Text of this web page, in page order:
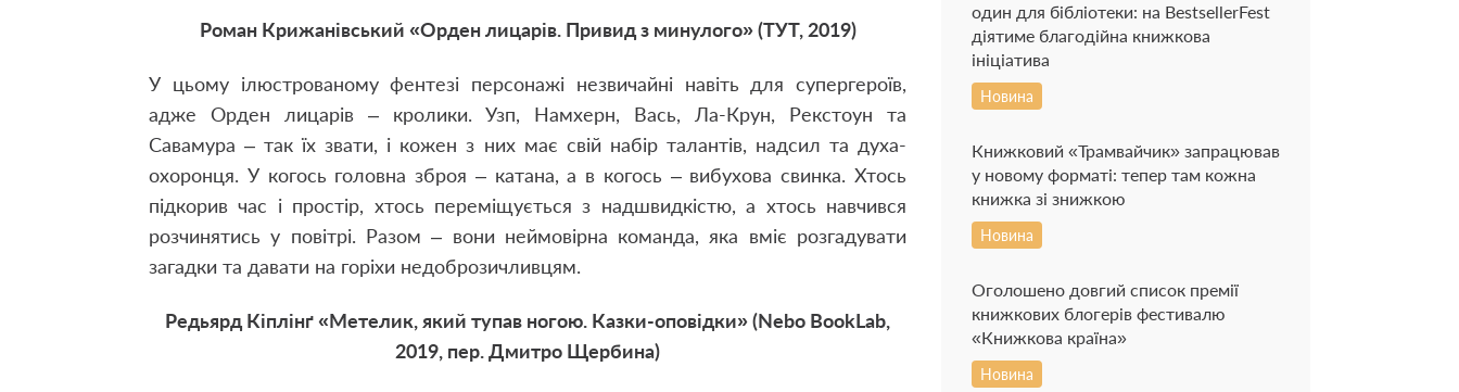
Роман Крижанівський «Орден лицарів. Привид з минулого» (ТУТ, 2019)
У цьому ілюстрованому фентезі персонажі незвичайні навіть для супергероїв,
адже Орден лицарів – кролики. Узп, Намхерн, Вась, Ла-Крун, Рекстоун та
Савамура – так їх звати, і кожен з них має свій набір талантів, надсил та духа-
охоронця. У когось головна зброя – катана, а в когось – вибухова свинка. Хтось
підкорив час і простір, хтось переміщується з надшвидкістю, а хтось навчився
розчинятись у повітрі. Разом – вони неймовірна команда, яка вміє розгадувати
загадки та давати на горіхи недоброзичливцям.
Редьярд Кіплінґ «Метелик, який тупав ногою. Казки-оповідки» (Nebo BookLab,
2019, пер. Дмитро Щербина)
один для бібліотеки: на BestsellerFest
діятиме благодійна книжкова
ініціатива
Новина
Книжковий «Трамвайчик» запрацював
у новому форматі: тепер там кожна
книжка зі знижкою
Новина
Оголошено довгий список премії
книжкових блогерів фестивалю
«Книжкова країна»
Новина